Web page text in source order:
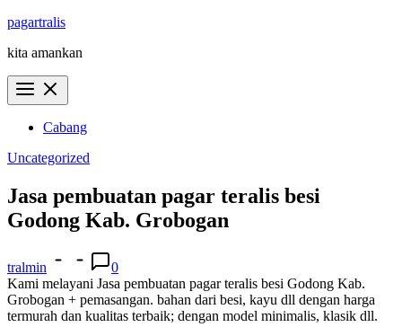
Skip
content
pagartralis
kita amankan
Cabang
Uncategorized
Jasa pembuatan pagar teralis besi
Godong Kab. Grobogan
tralmin
0
Kami melayani Jasa pembuatan pagar teralis besi Godong Kab.
Grobogan + pemasangan. bahan dari besi, kayu dll dengan harga
termurah dan kualitas terbaik; dengan model minimalis, klasik dll.